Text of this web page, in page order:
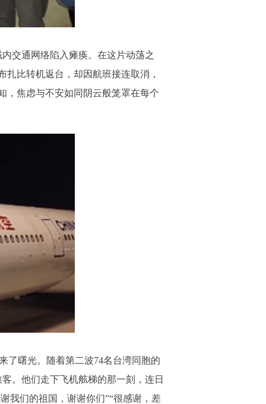
交通网络陷入瘫痪。在这片动荡之
比转机返台，却因航班接连取消，
，焦虑与不安如同阴云般笼罩在每个
了曙光。随着第二波74名台湾同胞的
。他们走下飞机舷梯的那一刻，连日
我们的祖国，谢谢你们”“很感谢，差